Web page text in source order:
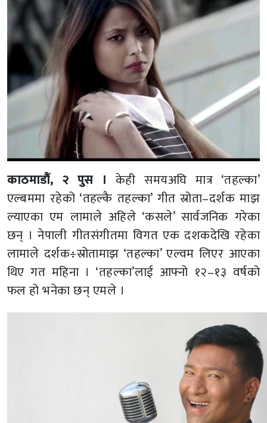
काठमाडौं, २ पुस । केही समयअघि मात्र ‘तहल्का’
एल्बममा रहेको ‘तहल्कै तहल्का’ गीत स्रोता–दर्शक माझ
ल्याएका एम लामाले अहिले ‘कसले’ सार्वजनिक गरेका
छन् । नेपाली गीतसंगीतमा विगत एक दशकदेखि रहेका
लामाले दर्शक÷स्रोतामाझ ‘तहल्का’ एल्वम लिएर आएका
थिए गत महिना । ‘तहल्का’लाई आफ्नो १२–१३ वर्षको
फल हो भनेका छन् एमले ।